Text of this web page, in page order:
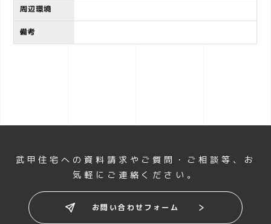
周辺環境
備考
武甲住宅への資料請求やご質問・ご相談等、 お
気軽にご連絡ください。
お問い合わせフォーム